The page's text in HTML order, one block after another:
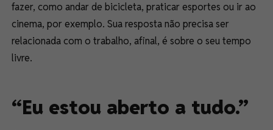
fazer, como andar de bicicleta, praticar esportes ou ir ao
cinema, por exemplo. Sua resposta não precisa ser
relacionada com o trabalho, afinal, é sobre o seu tempo
livre.
“Eu estou aberto a tudo.”